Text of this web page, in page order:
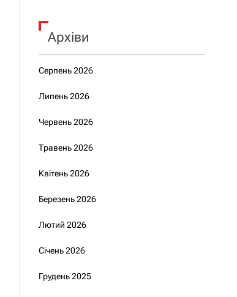
Архіви
Серпень 2026
Липень 2026
Червень 2026
Травень 2026
Квітень 2026
Березень 2026
Лютий 2026
Січень 2026
Грудень 2025